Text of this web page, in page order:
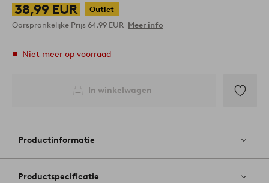
38,99 EUR
Outlet
Oorspronkelijke Prijs 64,99 EUR Meer info
Niet meer op voorraad
In winkelwagen
aan
Productinformatie
Productspecificatie